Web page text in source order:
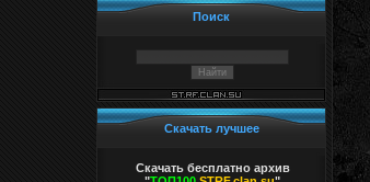
Поиск
Скачать лучшее
Скачать бесплатно архив